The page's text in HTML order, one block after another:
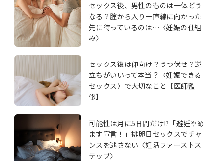
セックス後、男性のものは一体どう
なる？腟から入り一直線に向かった
先に待っているのは…〈妊娠の仕組
み〉
セックス後は仰向け？うつ伏せ？逆
立ちがいいって本当？〈妊娠できる
セックス〉で大切なこと【医師監
修】
可能性は月に5日間だけ!?「避妊やめ
ます宣言！」排卵日セックスでチャ
ンスを逃さない〈妊活ファーストス
テップ〉